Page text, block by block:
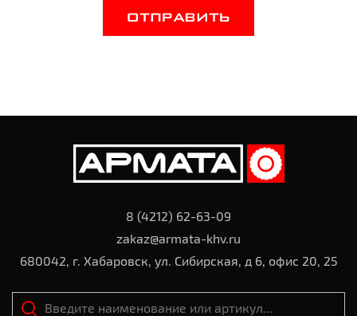
ОТПРАВИТЬ
8 (4212) 62-63-09
zakaz@armata-khv.ru
680042, г. Хабаровск, ул. Сибирская, д 6, офис 20, 25